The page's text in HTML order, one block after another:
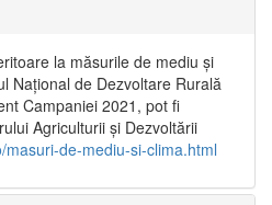
la măsurile de mediu și
Național de Dezvoltare Rurală
Campaniei 2021, pot fi
Agriculturii și Dezvoltării
masuri-de-mediu-si-clima.html